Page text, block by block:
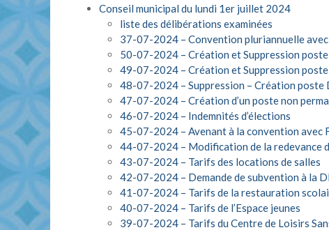
Conseil municipal du lundi 1er juillet 2024
liste des délibérations examinées
37-07-2024 – Convention pluriannuelle
50-07-2024 – Création et Suppression
49-07-2024 – Création et Suppression
48-07-2024 – Suppression – Création poste
47-07-2024 – Création d’un poste non
46-07-2024 – Indemnités d’élections
45-07-2024 – Avenant à la convention
44-07-2024 – Modification de la redevance
43-07-2024 – Tarifs des locations de salles
42-07-2024 – Demande de subvention à la
41-07-2024 – Tarifs de la restauration
40-07-2024 – Tarifs de l’Espace jeunes
39-07-2024 – Tarifs du Centre de Loisirs